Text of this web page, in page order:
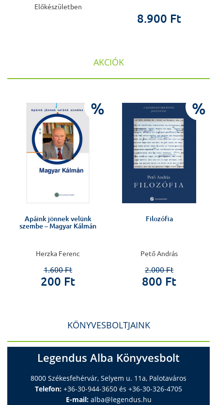
Előkészületben
8.900 Ft
AKCIÓK
%
Apáink jönnek velünk
szembe – Magyar Kálmán
Herzka Ferenc
1.600 Ft
200 Ft
%
Filozófia
Pető András
2.000 Ft
800 Ft
KÖNYVESBOLTJAINK
Legendus Alba Könyvesbolt
8000 Székesfehérvár, Selyem u. 11a, Palotaváros
Telefon: +36-30-944-3650 és +36-30-326-4705
E-mail: alba@legendus.hu